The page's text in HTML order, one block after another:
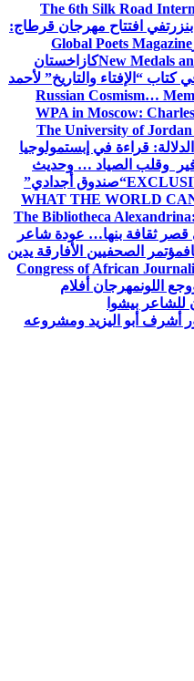
The 6th Silk Road
في افتتاح مهرجان قرطاج:
Global Poets Magazine
New Medalsكازاخستان
“الإفتاء والتاريخ” لأحمد
Russian Cosmism…
WPA in Moscow:
The University of Jordan
قراءة في إبستمولوجيا
وقلب الصياد … وحديث
“صندوق أجدادي”
WHAT THE WORLD
The Bibliotheca
قصر ثقافة بنها… عودة شاعر
مؤتمر الصحفيين الأفارقة يدين
Congress of African
اللونمهرجان أفلام
بيشوا
أشرف أبو اليزيد ومشروعه